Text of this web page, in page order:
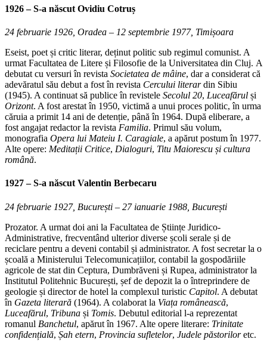
1926 – S-a născut Ovidiu Cotruș
24 februarie 1926, Oradea – 12 septembrie 1977, Timișoara
Eseist, poet și critic literar, deținut politic sub regimul comunist. A
urmat Facultatea de Litere și Filosofie de la Universitatea din Cluj. A
debutat cu versuri în revista Societatea de mâine, dar a considerat că
adevăratul său debut a fost în revista Cercului literardin Sibiu
(1945). A continuat să publice în revistele Secolul 20, Luceafărul și
Orizont. A fost arestat în 1950, victimă a unui proces politic, în urma
căruia a primit 14 ani de detenție, până în 1964. După eliberare, a
fost angajat redactor la revista Familia. Primul său volum,
monografia Opera lui Mateiu I. Caragiale, a apărut postum în 1977.
Alte opere: Meditații Critice, Dialoguri, Titu Maiorescu și cultura
română.
1927 – S-a născut Valentin Berbecaru
24 februarie 1927, București – 27 ianuarie 1988, București
Prozator. A urmat doi ani la Facultatea de Științe Juridico-
Administrative, frecventând ulterior diverse școli serale și de
reciclare pentru a deveni contabil și administrator. A fost secretar la o
școală a Ministerului Telecomunicațiilor, contabil la gospodăriile
agricole de stat din Ceptura, Dumbrăveni și Rupea, administrator la
Institutul Politehnic București, șef de depozit la o întreprindere de
geologie și director de hotel la complexul turistic Capitol. A debutat
în Gazeta literară (1964). A colaborat la Viața românească,
Luceafărul, Tribuna și Tomis. Debutul editorial l-a reprezentat
romanul Banchetul, apărut în 1967. Alte opere literare: Trinitate
confidențială, Șah etern, Provincia sufletelor, Judele păstoriloretc.